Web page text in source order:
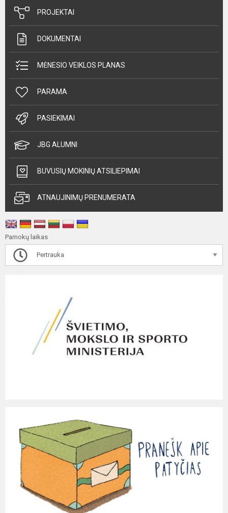
PROJEKTAI
DOKUMENTAI
MĖNESIO VEIKLOS PLANAS
PARAMA
PASIEKIMAI
JBG ALUMNI
BUVUSIŲ MOKINIŲ ATSILIEPIMAI
ATNAUJINIMŲ PRENUMERATA
Pamokų laikas
Pertrauka